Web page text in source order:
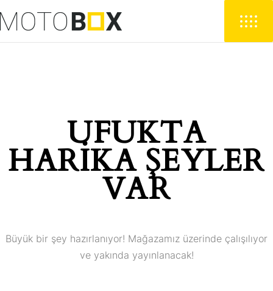
UFUKTA
HARIKA ŞEYLER
VAR
Büyük bir şey hazırlanıyor! Mağazamız üzerinde çalışılıyor
ve yakında yayınlanacak!